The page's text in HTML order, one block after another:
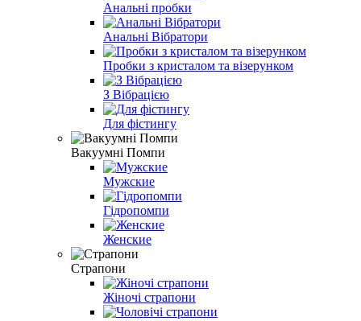
Анальні пробки
Анальні Вібратори
Пробки з кристалом та візерунком
З Вібрацією
Для фістингу
Вакуумні Помпи
Мужские
Гідропомпи
Женские
Страпони
Жіночі страпони